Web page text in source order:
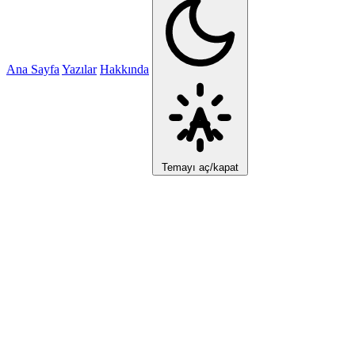
Ana Sayfa Yazılar Hakkında
Temayı aç/kapat